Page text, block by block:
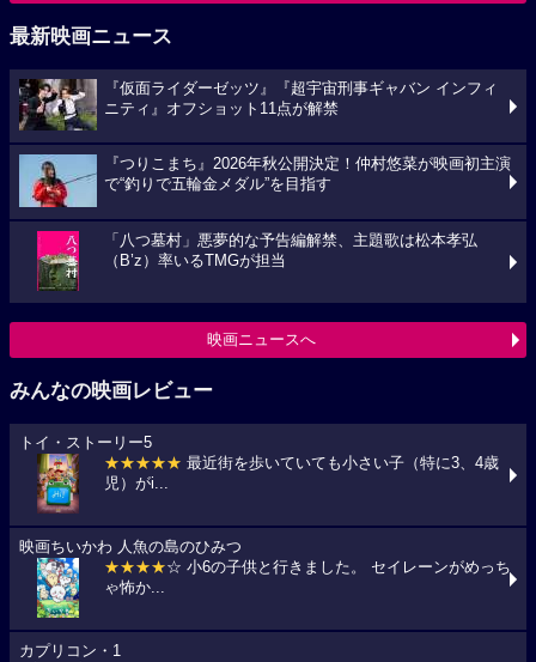
最新映画ニュース
『仮面ライダーゼッツ』『超宇宙刑事ギャバン インフィ
ニティ』オフショット11点が解禁
『つりこまち』2026年秋公開決定！仲村悠菜が映画初主演
で“釣りで五輪金メダル”を目指す
「八つ墓村」悪夢的な予告編解禁、主題歌は松本孝弘
（B’z）率いるTMGが担当
映画ニュースへ
みんなの映画レビュー
トイ・ストーリー5
★★★★★ 最近街を歩いていても小さい子（特に3、4歳
児）がi...
映画ちいかわ 人魚の島のひみつ
★★★★☆ 小6の子供と行きました。 セイレーンがめっち
ゃ怖か...
カプリコン・1